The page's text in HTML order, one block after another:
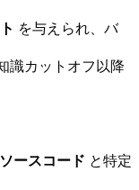
を与えられ、バ
識カットオフ以降
ースコード と特定